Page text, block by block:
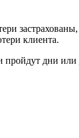
клиента.
пройдут дни